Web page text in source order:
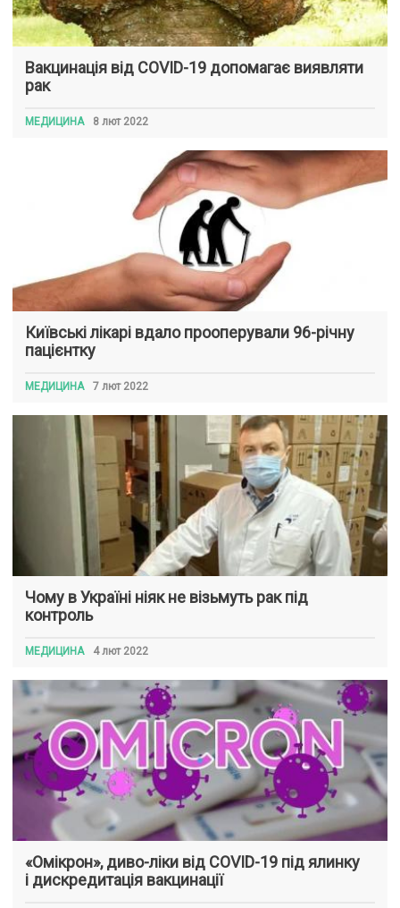
Вакцинація від COVID-19 допомагає виявляти
рак
МЕДИЦИНА 8 лют 2022
Київські лікарі вдало прооперували 96-річну
пацієнтку
МЕДИЦИНА 7 лют 2022
Чому в Україні ніяк не візьмуть рак під
контроль
МЕДИЦИНА 4 лют 2022
«Омікрон», диво-ліки від COVID-19 під ялинку
і дискредитація вакцинації